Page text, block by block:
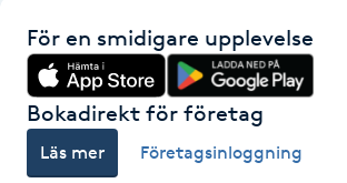
Nagelförlängning akryl
Nagelförlängning gelé
Nagelförlängning glasfiber
För en smidigare upplevelse
Bokadirekt för företag
Läs mer Företagsinloggning